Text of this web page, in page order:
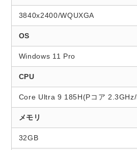
3840x2400/WQUXGA
OS
Windows 11 Pro
CPU
Core Ultra 9 185H(Pコア
メモリ
32GB